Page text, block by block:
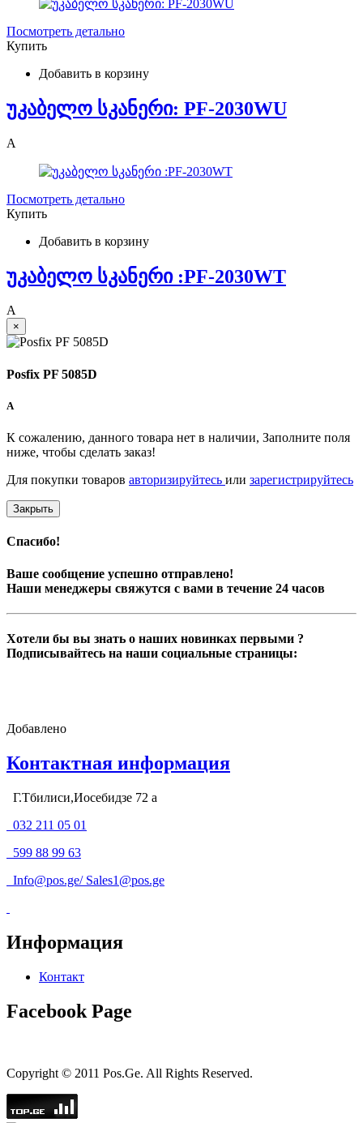
Посмотреть детально
Купить
Добавить в корзину
უკაბელო სკანერი: PF-2030WU
A
Посмотреть детально
Купить
Добавить в корзину
უკაბელო სკანერი :PF-2030WT
A
×
Posfix PF 5085D
A
К сожалению, данного товара нет в наличии, Заполните поля
ниже, чтобы сделать заказ!
Для покупки товаров авторизируйтесь или зарегистрируйтесь
Закрыть
Спасибо!
Ваше сообщение успешно отправлено!
Наши менеджеры свяжутся с вами в течение 24 часов
Хотели бы вы знать о наших новинках первыми ?
Подписывайтесь на наши социальные страницы:
Добавлено
Контактная информация
Г.Тбилиси,Иосебидзе 72 а
032 211 05 01
599 88 99 63
Info@pos.ge/ Sales1@pos.ge
Информация
Контакт
Facebook Page
Copyright © 2011 Pos.Ge. All Rights Reserved.